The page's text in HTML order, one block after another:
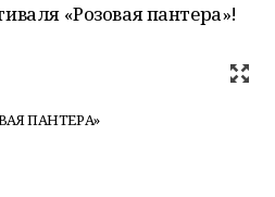
«Розовая пантера»!
ПАНТЕРА»